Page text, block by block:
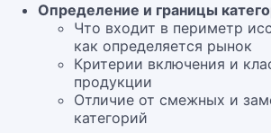
Определение и границы
Что входит в периметр
как определяется рынок
Критерии включения и
продукции
Отличие от смежных и
категорий